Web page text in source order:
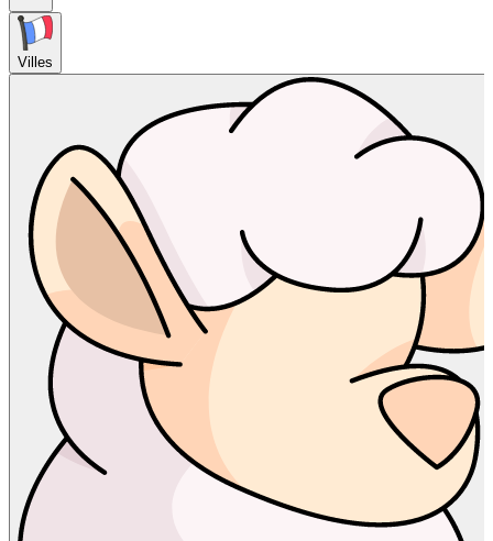
Villes